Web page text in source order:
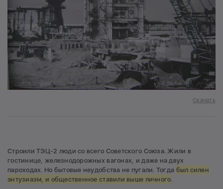
Скачать
Строили ТЭЦ-2 люди со всего Советского Союза. Жили в
гостинице, железнодорожных вагонах, и даже на двух
пароходах. Но бытовые неудобства не пугали. Тогда был силен
энтузиазм, и общественное ставили выше личного.